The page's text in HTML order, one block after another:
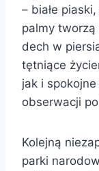
– białe
palmy tworzą
dech w
tętniące
jak i
obserwacji
Kolejną
parki